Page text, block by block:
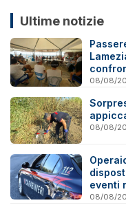
Ultime notizie
certi”
08/08/
08/08/
eventi
08/08/